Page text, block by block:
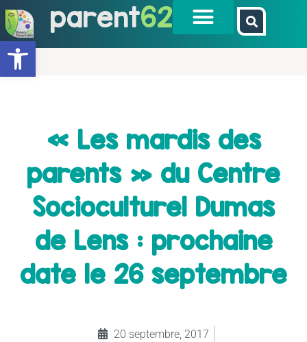
Ouvrir la barre d’outils
parent62
« Les mardis des
parents » du Centre
Socioculturel Dumas
de Lens : prochaine
date le 26 septembre
20 septembre, 2017